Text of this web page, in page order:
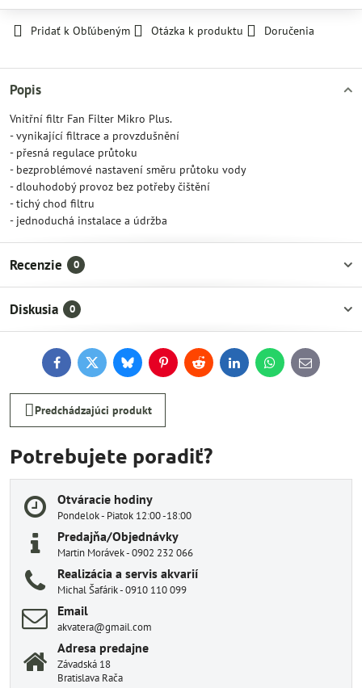
Pridať k Obľúbeným Otázka k produktu Doručenia
Popis
Vnitřní filtr Fan Filter Mikro Plus.
- vynikající filtrace a provzdušnění
- přesná regulace průtoku
- bezproblémové nastavení směru průtoku vody
- dlouhodobý provoz bez potřeby čištění
- tichý chod filtru
- jednoduchá instalace a údržba
Recenzie 0
Diskusia 0
FacebookTwitterBlueskyPinterestReddit LinkedInWhatsApp
E-
mail
Predchádzajúci produkt
Potrebujete poradiť?
Otváracie hodiny
Pondelok - Piatok 12:00 -18:00
Predajňa/Objednávky
Martin Morávek - 0902 232 066
Realizácia a servis akvarií
Michal Šafárik - 0910 110 099
Email
akvatera@gmail.com
Adresa predajne
Závadská 18
Bratislava Rača